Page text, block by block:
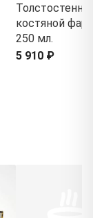
костяной
250 мл.
5 910 ₽